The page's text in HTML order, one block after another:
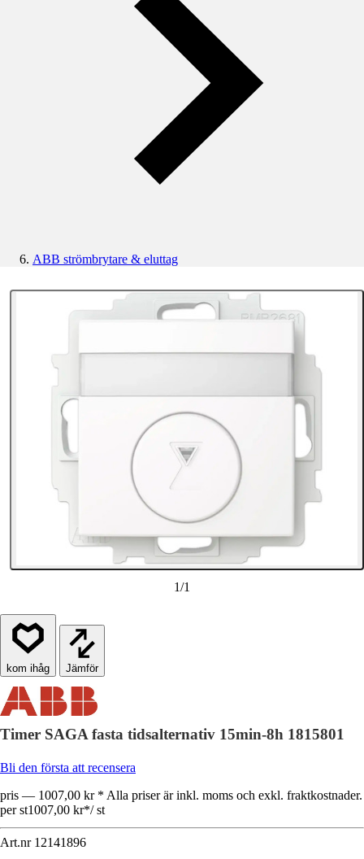
ABB strömbrytare & eluttag
1/1
Jämför
Timer SAGA fasta tidsalternativ 15min-8h 1815801
Bli den första att recensera
pris — 1007,00 kr * Alla priser är inkl. moms och exkl. fraktkostnader.
per st1007,00 kr*/ st
Art.nr 12141896